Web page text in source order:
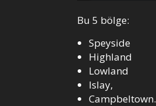
Bu 5 bölge:
Speyside
Highland
Lowland
Islay,
Campbeltown.